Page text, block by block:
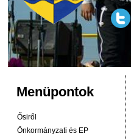
Menüpontok
Ősiről
Önkormányzati és EP